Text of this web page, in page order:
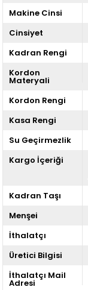
Makine Cinsi
Cinsiyet
Kadran Rengi
Kordon
Materyali
Kordon Rengi
Kasa Rengi
Su Geçirmezlik
Kargo İçeriği
Kadran Taşı
Menşei
İthalatçı
Üretici Bilgisi
İthalatçı Mail
Adresi